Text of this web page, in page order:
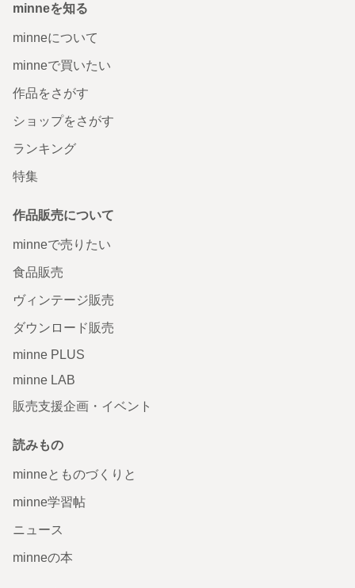
minneを知る
minneについて
minneで買いたい
作品をさがす
ショップをさがす
ランキング
特集
作品販売について
minneで売りたい
食品販売
ヴィンテージ販売
ダウンロード販売
minne PLUS
minne LAB
販売支援企画・イベント
読みもの
minneとものづくりと
minne学習帖
ニュース
minneの本